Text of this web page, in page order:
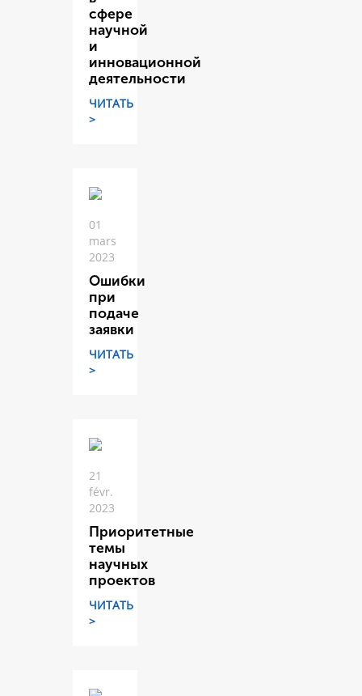
сфере
научной
и
инновационной
деятельности
ЧИТАТЬ
>
01
mars
2023
Ошибки
при
подаче
заявки
ЧИТАТЬ
>
21
févr.
2023
Приоритетные
темы
научных
проектов
ЧИТАТЬ
>